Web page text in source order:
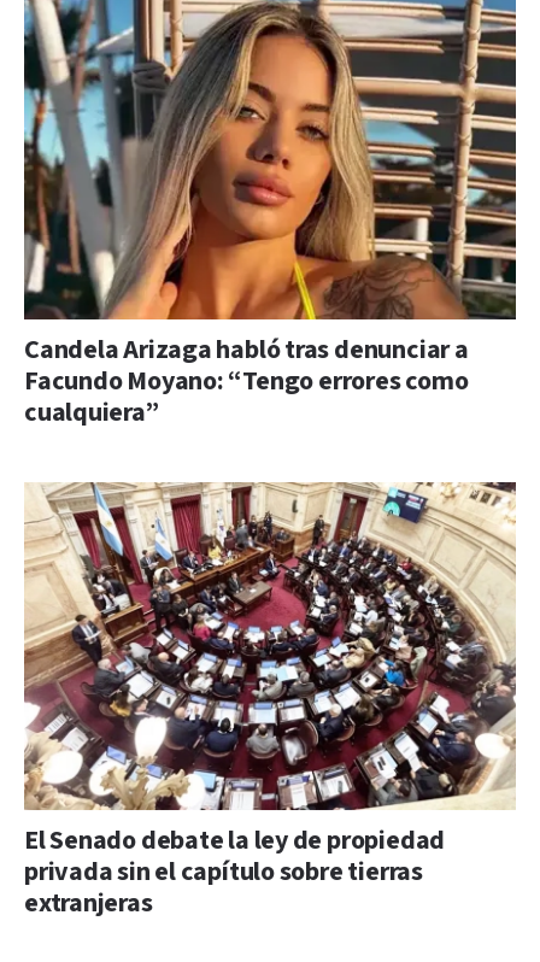
Candela Arizaga habló tras denunciar a
Facundo Moyano: “Tengo errores como
cualquiera”
El Senado debate la ley de propiedad
privada sin el capítulo sobre tierras
extranjeras